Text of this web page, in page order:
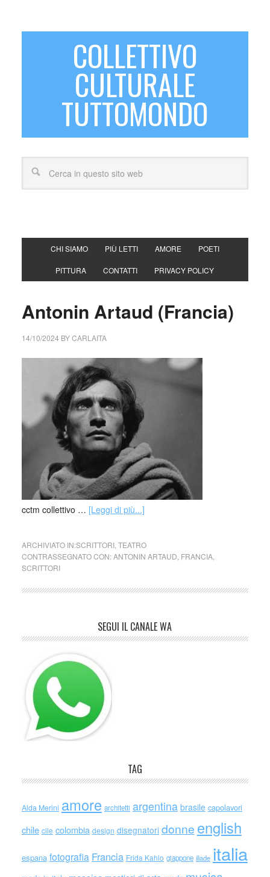
COLLETTIVO
CULTURALE
TUTTOMONDO
CHI SIAMO PIÙ LETTI AMORE POETI
PITTURA CONTATTI PRIVACY POLICY
Antonin Artaud (Francia)
14/10/2024 BYCARLAITA
cctm collettivo … [Leggi di più...]
ARCHIVIATO IN:SCRITTORI, TEATRO
CONTRASSEGNATO CON:ANTONIN ARTAUD FRANCIA,
SCRITTORI
SEGUI IL CANALE WA
TAG
Alda Merini amore architetti argentina brasile capolavori
chile cile colombia design disegnatori donne english
espana fotografia Francia Frida Kahlo giappone iliade italia